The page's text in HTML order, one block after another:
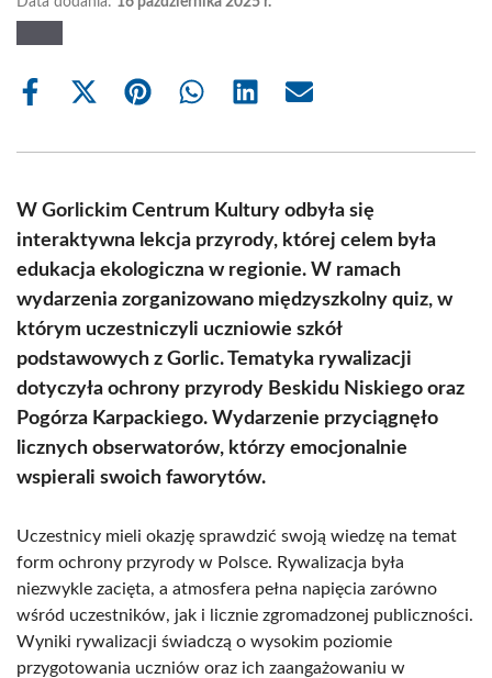
Share
Share
(Twitter)
Share Share Share Share
W Gorlickim Centrum Kultury odbyła się
interaktywna lekcja przyrody, której celem była
edukacja ekologiczna w regionie. W ramach
wydarzenia zorganizowano międzyszkolny quiz, w
którym uczestniczyli uczniowie szkół
podstawowych z Gorlic. Tematyka rywalizacji
dotyczyła ochrony przyrody Beskidu Niskiego oraz
Pogórza Karpackiego. Wydarzenie przyciągnęło
licznych obserwatorów, którzy emocjonalnie
wspierali swoich faworytów.
Uczestnicy mieli okazję sprawdzić swoją wiedzę na temat
form ochrony przyrody w Polsce. Rywalizacja była
niezwykle zacięta, a atmosfera pełna napięcia zarówno
wśród uczestników, jak i licznie zgromadzonej publiczności.
Wyniki rywalizacji świadczą o wysokim poziomie
przygotowania uczniów oraz ich zaangażowaniu w